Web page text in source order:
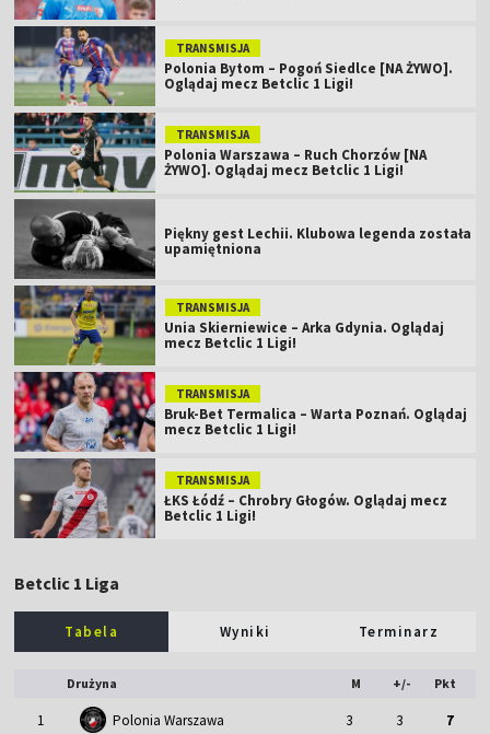
TRANSMISJA
Polonia Bytom – Pogoń Siedlce [NA ŻYWO].
Oglądaj mecz Betclic 1 Ligi!
TRANSMISJA
Polonia Warszawa – Ruch Chorzów [NA
ŻYWO]. Oglądaj mecz Betclic 1 Ligi!
Piękny gest Lechii. Klubowa legenda została
upamiętniona
TRANSMISJA
Unia Skierniewice – Arka Gdynia. Oglądaj
mecz Betclic 1 Ligi!
TRANSMISJA
Bruk-Bet Termalica – Warta Poznań. Oglądaj
mecz Betclic 1 Ligi!
TRANSMISJA
ŁKS Łódź – Chrobry Głogów. Oglądaj mecz
Betclic 1 Ligi!
Betclic 1 Liga
Tabela Wyniki Terminarz
Drużyna M +/- Pkt
1 Polonia Warszawa 3 3 7